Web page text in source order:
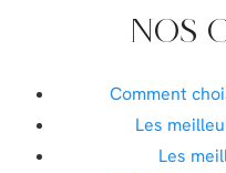
NOS
Comment
Les
Les